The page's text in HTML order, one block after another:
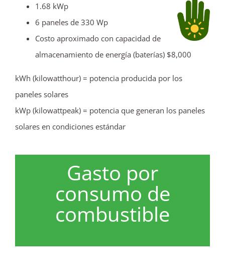
1.68 kWp
6 paneles de 330 Wp
Costo aproximado con capacidad de
almacenamiento de energía (baterías) $8,000
kWh (kilowatthour) = potencia producida por los
paneles solares
kWp (kilowattpeak) = potencia que generan los paneles
solares en condiciones estándar
Gasto por
consumo de
combustible